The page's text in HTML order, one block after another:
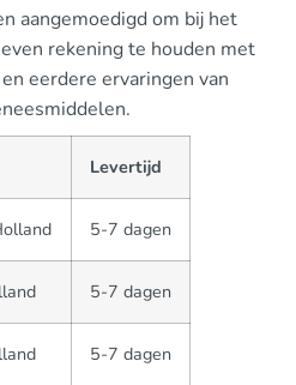
aangemoedigd om bij het
rekening te houden met
eerdere ervaringen van
Levertijd
5-7 dagen
5-7 dagen
5-7 dagen